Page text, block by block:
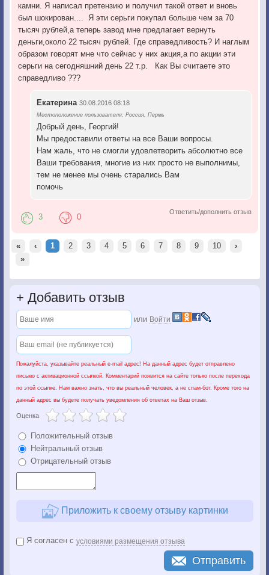
камни. Я написал претензию и получил такой ответ и вновь
был шокирован.... Я эти серьги покупал больше чем за 70
тысяч рублей,а теперь завод мне предлагает вернуть
деньги,около 22 тысяч рублей. Где справедливость? И наглым
образом говорят мне что сейчас у них акция,а по акции эти
серьги на сегодняшний день 22 т.р. Как Вы считаете это
справедливо ???
Екатерина 30.08.2016 08:18
Местоположение пользователя: Россия, Пермь
Добрый день, Георгий!
Мы предоставили ответы на все Ваши вопросы.
Нам жаль, что не смогли удовлетворить абсолютно все
Ваши требования, многие из них просто не выполнимы,
тем не менее мы очень старались Вам
помочь
Ответить/дополнить отзыв
3 0
« ‹ 1 2 3 4 5 6 7 8 9 10
›
»
+ Добавить отзыв
или Войти
Пожалуйста, указывайте реальный e-mail адрес! На данный адрес будет отправлено
письмо с активационной ссылкой. Комментарий появится на сайте только после перехода
по этой ссылке. Нам важно знать, что вы реальный человек, а не спам-бот. Кроме того на
данный адрес вы будете получать уведомления об ответах на Ваш отзыв.
Оценка
Положительный отзыв
Нейтральный отзыв
Отрицательный отзыв
Приложить к своему отзыву картинки
Я согласен с условиями размещения отзыва
Отправить